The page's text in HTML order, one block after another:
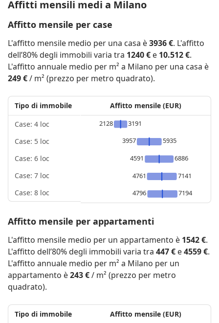
Affitti mensili medi a Milano
Affitto mensile per case
L'affitto mensile medio per una casa è3936 €. L'affitto
dell’80% degli immobili varia tra 1240 € e 10.512 €.
L'affitto annuale medio per m² a Milano per una casa è
249 €/ m² (prezzo per metro quadrato).
Tipo di immobile
Case: 4 loc
Case: 5 loc
Case: 6 loc
Case: 7 loc
Case: 8 loc
Affitto mensile (EUR)
2128
3191
3957
5935
4591
6886
4761
7141
4796
7194
Affitto mensile per appartamenti
L'affitto mensile medio per un appartamento è 1542 €.
L'affitto dell’80% degli immobili varia tra 447 € e4559 €.
L'affitto annuale medio per m² a Milano per un
appartamento è243 €/ m² (prezzo per metro
quadrato).
Tipo di immobile
Affitto mensile (EUR)